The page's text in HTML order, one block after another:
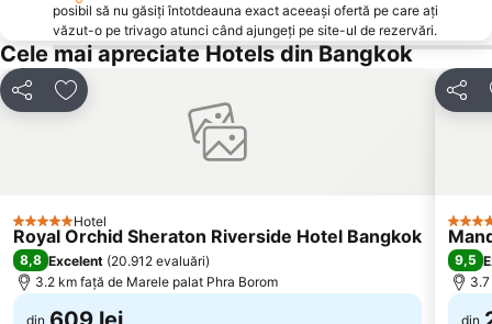
posibil să nu găsiți întotdeauna exact aceeași ofertă pe care ați
văzut-o pe trivago atunci când ajungeți pe site-ul de rezervări.
Cele mai apreciate Hotels din Bangkok
DistribuițiAdăugaţi la favorite
5 Stele Hotel
Royal Orchid Sheraton Riverside Hotel Bangkok
8,8 Excelent (20.912 evaluări)
3.2 km faţă de Marele palat Phra Borom
din
5
9,5
din